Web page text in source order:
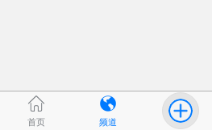
首页 频道